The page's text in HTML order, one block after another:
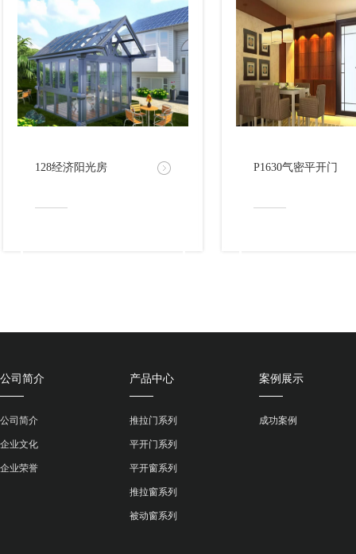
128经济阳光房 P1630气密平开门
公司简介
公司简介
企业文化
企业荣誉
产品中心
推拉门系列
平开门系列
平开窗系列
推拉窗系列
被动窗系列
案例展示
成功案例